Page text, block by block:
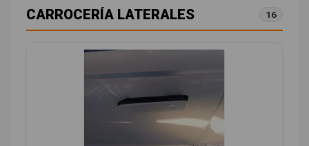
CARROCERÍA LATERALES 16